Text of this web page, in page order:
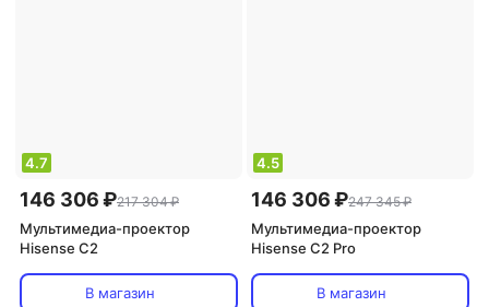
4.7
146 306 ₽217 304 ₽
Мультимедиа-проектор
Hisense C2
В магазин
4.5
146 306 ₽247 345 ₽
Мультимедиа-проектор
Hisense C2 Pro
В магазин